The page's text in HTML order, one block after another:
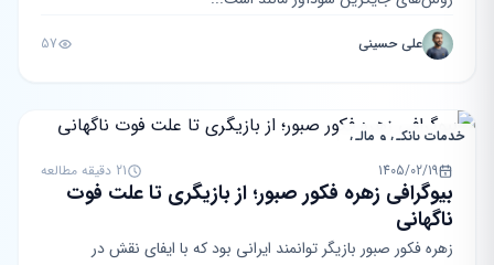
علی حسینی 57
خدمات بانکی و مالی
1405/02/19
21 دقیقه مطالعه
بیوگرافی زهره فکور صبور؛ از بازیگری تا علت فوت
ناگهانی
زهره فکور صبور بازیگر توانمند ایرانی بود که با ایفای نقش در